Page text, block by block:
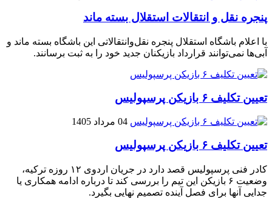
پنجره‌ نقل و انتقالات استقلال بسته ماند
با اعلام باشگاه استقلال پنجره نقل‌وانتقالاتی این باشگاه بسته ماند و
آبی‌ها نمی‌توانند قرارداد بازیکنان جدید خود را به ثبت برسانند.
تعیین تکلیف ۶ بازیکن پرسپولیس
04 مرداد 1405
تعیین تکلیف ۶ بازیکن پرسپولیس
کادر فنی پرسپولیس قصد دارد در جریان اردوی ۱۲ روزه ترکیه،
وضعیت ۶‌ بازیکن این تیم را بررسی کند تا درباره ادامه همکاری یا
جدایی آنها برای فصل آینده تصمیم نهایی بگیرد.